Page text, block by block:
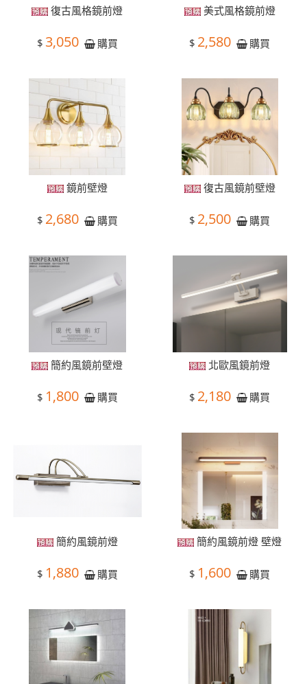
復古風格鏡前燈
$ 3,050 購買
美式風格鏡前燈
$ 2,580 購買
鏡前壁燈
$ 2,680 購買
復古風鏡前壁燈
$ 2,500 購買
簡約風鏡前壁燈
$ 1,800 購買
北歐風鏡前燈
$ 2,180 購買
簡約風鏡前燈
$ 1,880 購買
簡約風鏡前燈 壁燈
$ 1,600 購買